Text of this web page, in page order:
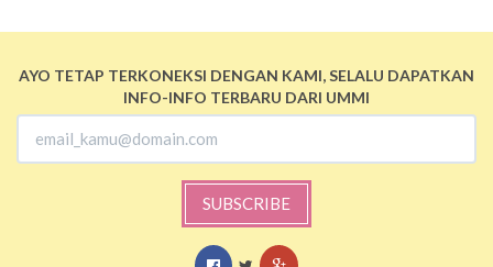
AYO TETAP TERKONEKSI DENGAN KAMI, SELALU DAPATKAN
INFO-INFO TERBARU DARI UMMI
SUBSCRIBE